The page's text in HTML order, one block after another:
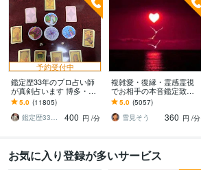
予約受付中
鑑定歴33年のプロ占い師
が真剣占います 博多・廓
屋の純血統占い祈願師
雷鳥
5.0 (11805)
鑑定歴33年のプロ占い師 雷鳥
400 円 /分
複雑愛・復縁・霊感霊視
でお相手の本音鑑定致し
ます 降りて来た言葉をそ
のままお伝えします。
5.0 (5057)
雪見そう
360 円 /分
お気に入り登録が多いサービス